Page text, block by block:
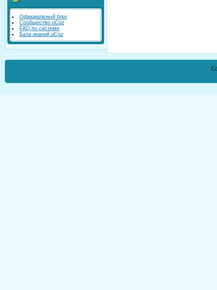
Официальный блог
Сообщество uCoz
FAQ по системе
База знаний uCoz